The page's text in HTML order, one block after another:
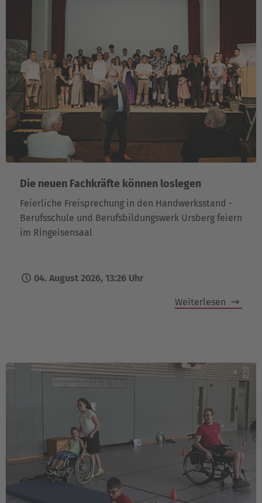
Die neuen Fachkräfte können loslegen
Feierliche Freisprechung in den Handwerksstand -
Berufsschule und Berufsbildungswerk Ursberg feiern
im Ringeisensaal
04. August 2026, 13:26 Uhr
Weiterlesen